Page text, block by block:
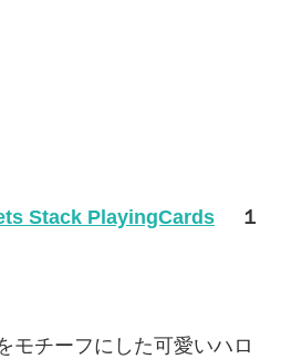
Stack PlayingCards １
モチーフにした可愛いハロ